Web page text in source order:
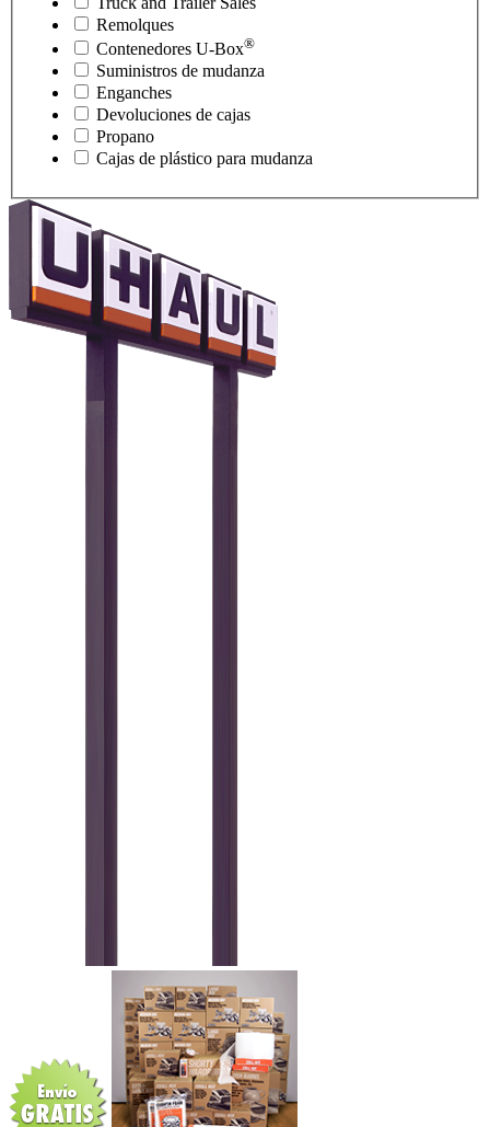
Remolques
Contenedores U-Box®
Suministros de mudanza
Enganches
Devoluciones de cajas
Propano
Cajas de plástico para mudanza